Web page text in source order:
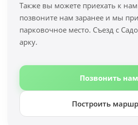
Также вы можете приехать к
позвоните нам заранее и мы
парковочное место. Съезд с
арку.
Позвонить нам
Построить